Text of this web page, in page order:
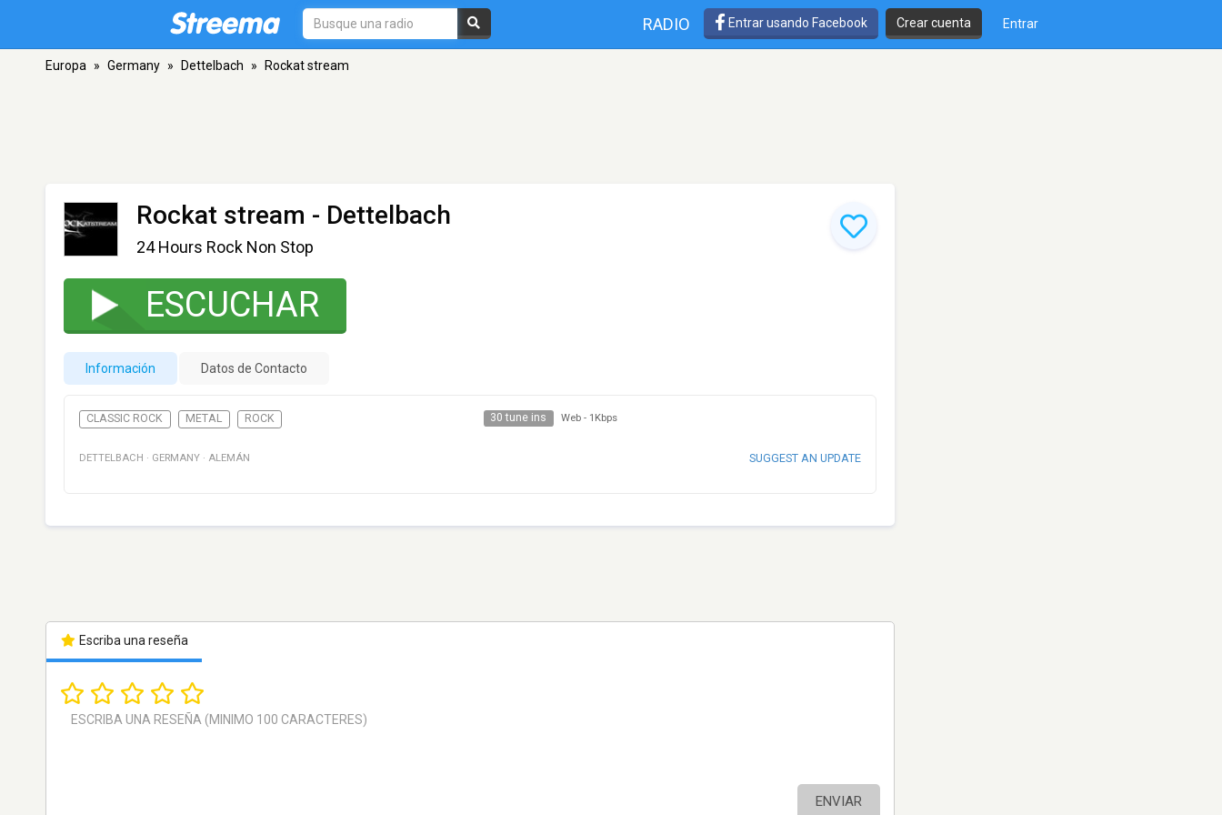
RADIO Entrar usando Facebook Crear cuenta Entrar
Europa » Germany » Dettelbach » Rockat stream
Rockat stream - Dettelbach
24 Hours Rock Non Stop
ESCUCHAR
Información Datos de Contacto
CLASSIC ROCK METAL ROCK 30 tune ins Web - 1Kbps
DETTELBACH · GERMANY · ALEMÁN SUGGEST AN UPDATE
Escriba una reseña
ENVIAR